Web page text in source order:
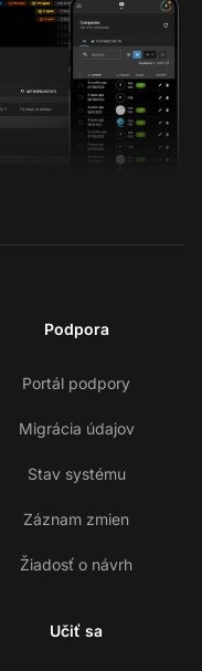
Podpora
Portál podpory
Migrácia údajov
Stav systému
Záznam zmien
Žiadosť o návrh
Učiť sa